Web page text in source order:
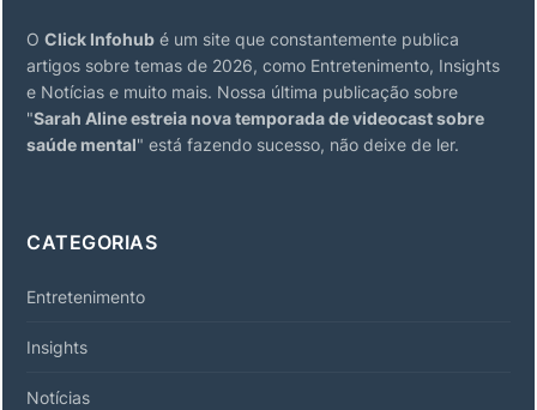
O Click Infohub é um site que constantemente publica
artigos sobre temas de 2026, como Entretenimento, Insights
e Notícias e muito mais. Nossa última publicação sobre
"Sarah Aline estreia nova temporada de videocast sobre
saúde mental" está fazendo sucesso, não deixe de ler.
CATEGORIAS
Entretenimento
Insights
Notícias